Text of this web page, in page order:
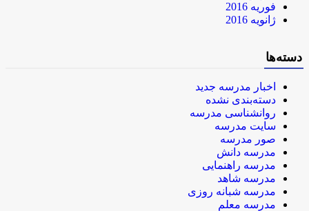
فوریه 2016
ژانویه 2016
دسته‌ها
اخبار مدرسه جدید
دسته‌بندی نشده
روانشناسی مدرسه
سایت مدرسه
صور مدرسه
مدرسه دانش
مدرسه راهنمایی
مدرسه شاهد
مدرسه شبانه روزی
مدرسه معلم